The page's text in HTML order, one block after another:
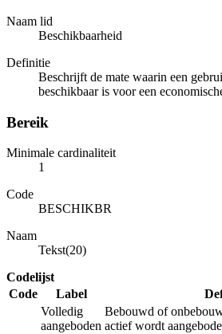
Naam lid
Beschikbaarheid
Definitie
Beschrijft de mate waarin een
beschikbaar is voor een
Bereik
Minimale cardinaliteit
1
Code
BESCHIKBR
Naam
Tekst(20)
Codelijst
Code
Label
Volledig
aangeboden
Bebouwd of
actief wordt